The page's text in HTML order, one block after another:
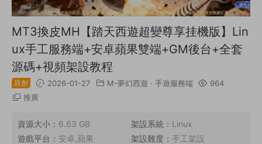
MT3換皮MH【踏天西遊超變尊享挂機版】Lin
ux手工服務端+安卓蘋果雙端+GM後台+全套
源碼+視頻架設教程
原創 2026-01-27 M-夢幻西遊 · 手遊服務端
964
推廣
資源大小： 6.63 GB 架設系統： Linux
遊戲平台： 安卓,蘋果 架設難度： 手工架設